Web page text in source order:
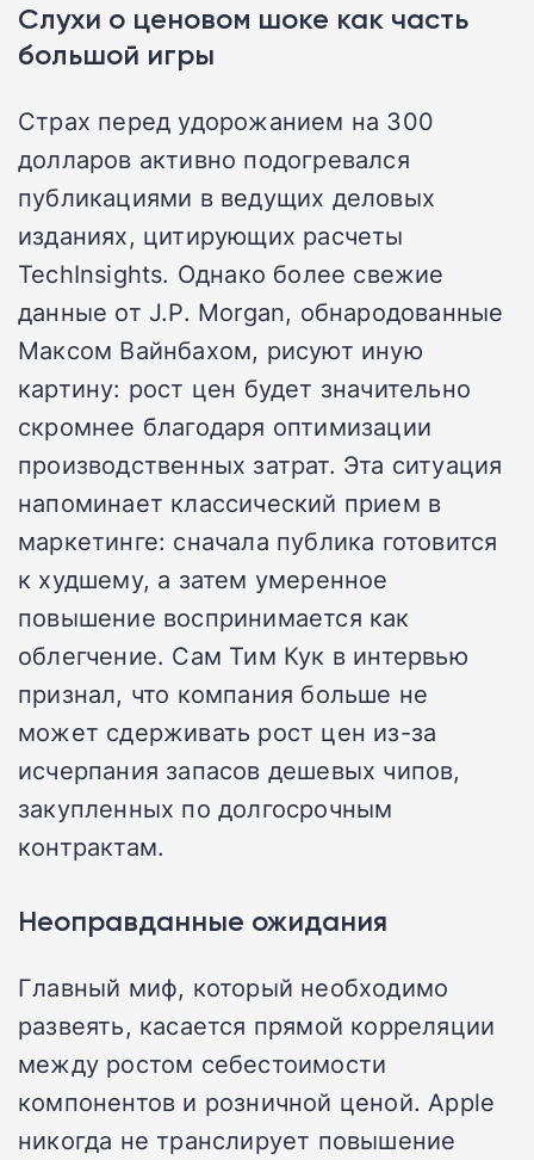
Слухи о ценовом шоке как часть
большой игры
Страх перед удорожанием на 300
долларов активно подогревался
публикациями в ведущих деловых
изданиях, цитирующих расчеты
TechInsights. Однако более свежие
данные от J.P. Morgan, обнародованные
Максом Вайнбахом, рисуют иную
картину: рост цен будет значительно
скромнее благодаря оптимизации
производственных затрат. Эта ситуация
напоминает классический прием в
маркетинге: сначала публика готовится
к худшему, а затем умеренное
повышение воспринимается как
облегчение. Сам Тим Кук в интервью
признал, что компания больше не
может сдерживать рост цен из-за
исчерпания запасов дешевых чипов,
закупленных по долгосрочным
контрактам.
Неоправданные ожидания
Главный миф, который необходимо
развеять, касается прямой корреляции
между ростом себестоимости
компонентов и розничной ценой. Apple
никогда не транслирует повышение